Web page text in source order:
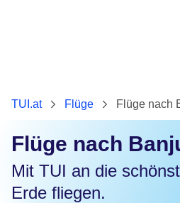
TUI.at Flüge Flüge nach
Flüge nach
Mit TUI an die
Erde fliegen.